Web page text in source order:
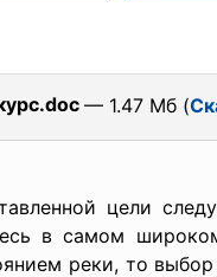
— 1.47 Мб (
цели
в самом
реки, то